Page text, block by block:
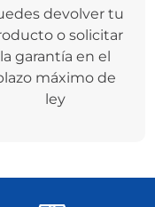
devolver tu
o solicitar
la garantía en el
máximo de
ley